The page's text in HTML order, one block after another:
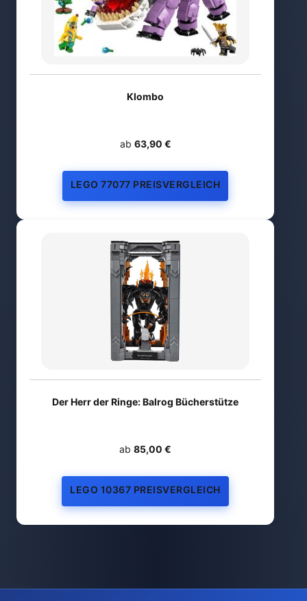
Klombo
ab 63,90 €
LEGO 77077 PREISVERGLEICH
Der Herr der Ringe: Balrog Bücherstütze
ab 85,00 €
LEGO 10367 PREISVERGLEICH